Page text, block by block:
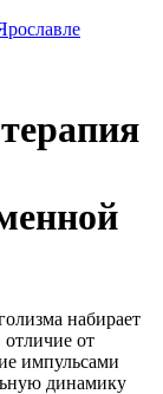
набирает
от
импульсами
динамику